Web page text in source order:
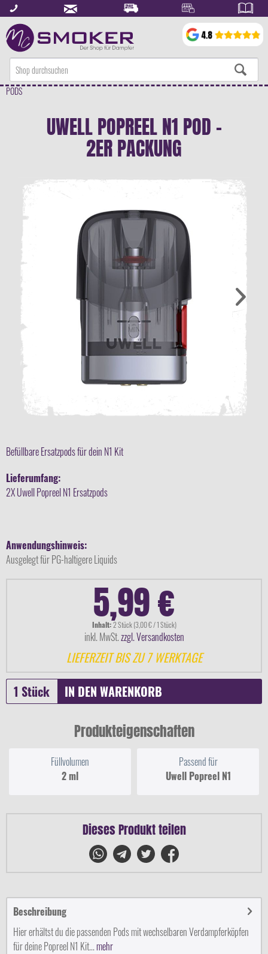
PODS
UWELL POPREEL N1 POD -
2ER PACKUNG
Befüllbare Ersatzpods für dein N1 Kit
Lieferumfang:
2X Uwell Popreel N1 Ersatzpods
Anwendungshinweis:
Ausgelegt für PG-haltigere Liquids
5,99 €
Inhalt:2 Stück (3,00 € / 1 Stück)
inkl. MwSt.zzgl. Versandkosten
LIEFERZEIT BIS ZU 7 WERKTAGE
IN DEN WARENKORB
Produkteigenschaften
Füllvolumen
2 ml
Passend für
Uwell Popreel N1
Dieses Produkt teilen
Beschreibung
Hier erhältst du die passenden Pods mit wechselbaren Verdampferköpfen
für deine Popreel N1 Kit...mehr